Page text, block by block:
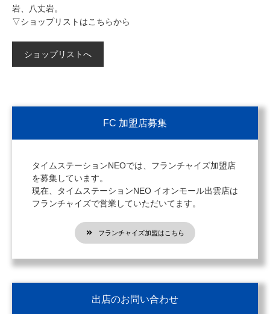
岩、八丈岩。
▽ショップリストはこちらから
ショップリストへ
FC 加盟店募集
タイムステーションNEOでは、フランチャイズ加盟店
を募集しています。
現在、タイムステーションNEO イオンモール出雲店は
フランチャイズで営業していただいてます。
フランチャイズ加盟はこちら
出店のお問い合わせ